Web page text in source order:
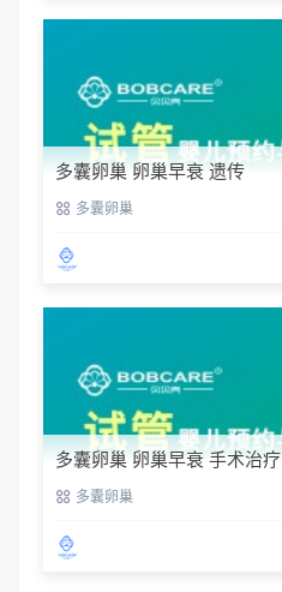
多囊卵巢 卵巢早衰 遗传
多囊卵巢
多囊卵巢 卵巢早衰 手术治疗
多囊卵巢